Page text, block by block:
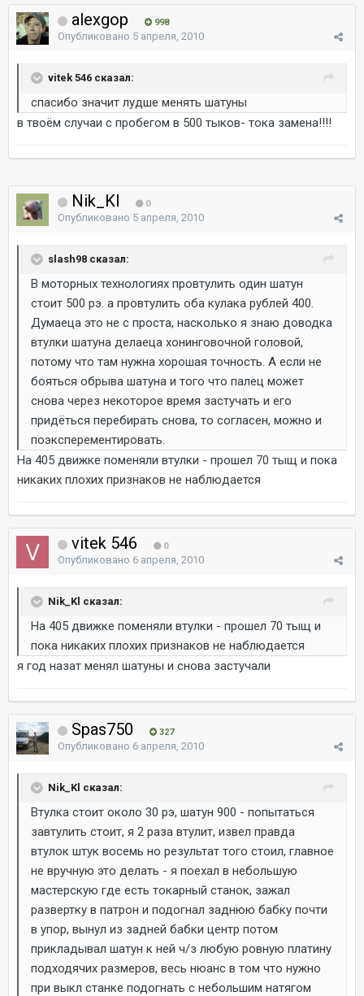
alexgop 998
Опубликовано 5 апреля, 2010
vitek 546 сказал:
cпасибо значит лудше менять шатуны
в твоём случаи с пробегом в 500 тыков- тока замена!!!!
Nik_Kl 0
Опубликовано 5 апреля, 2010
slash98 сказал:
В моторных технологиях провтулить один шатун
стоит 500 рэ. а провтулить оба кулака рублей 400.
Думаеца это не с проста, насколько я знаю доводка
втулки шатуна делаеца хонинговочной головой,
потому что там нужна хорошая точность. А если не
бояться обрыва шатуна и того что палец может
снова через некоторое время застучать и его
придёться перебирать снова, то согласен, можно и
поэксперементировать.
На 405 движке поменяли втулки - прошел 70 тыщ и пока
никаких плохих признаков не наблюдается
vitek 546 0
Опубликовано 6 апреля, 2010
Nik_Kl сказал:
На 405 движке поменяли втулки - прошел 70 тыщ и
пока никаких плохих признаков не наблюдается
я год назат менял шатуны и снова застучали
Spas750 327
Опубликовано 6 апреля, 2010
Nik_Kl сказал:
Втулка стоит около 30 рэ, шатун 900 - попытаться
завтулить стоит, я 2 раза втулит, извел правда
втулок штук восемь но результат того стоил, главное
не вручную это делать - я поехал в небольшую
мастерскую где есть токарный станок, зажал
развертку в патрон и подогнал заднюю бабку почти
в упор, вынул из задней бабки центр потом
прикладывал шатун к ней ч/з любую ровную платину
подходячих размеров, весь нюанс в том что нужно
при выкл станке подогнать с небольшим натягом